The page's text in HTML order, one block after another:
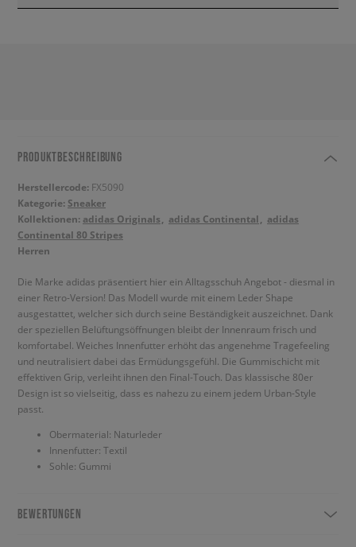
PRODUKTBESCHREIBUNG
Herstellercode: FX5090
Kategorie: Sneaker
Kollektionen: adidas Originals adidas Continental
adidas
Continental 80 Stripes
Herren
Die Marke adidas präsentiert hier ein Alltagsschuh Angebot - diesmal in
einer Retro-Version! Das Modell wurde mit einem Leder Shape
ausgestattet, welcher sich durch seine Beständigkeit auszeichnet. Dank
der speziellen Belüftungsöffnungen bleibt der Innenraum frisch und
komfortabel. Weiches Innenfutter erhöht das angenehme Tragefeeling
und neutralisiert dabei das Ermüdungsgefühl. Die Gummischicht mit
effektiven Grip, verleiht ihnen den Final-Touch. Das klassische 80er
Design ist so vielseitig, dass es nahezu zu einem jedem Urban-Style
passt.
Obermaterial: Naturleder
Innenfutter: Textil
Sohle: Gummi
BEWERTUNGEN